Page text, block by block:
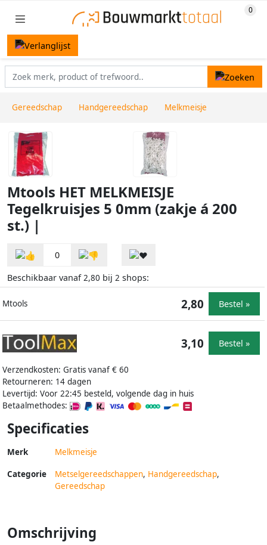
Gereedschap Handgereedschap Melkmeisje
Mtools HET MELKMEISJE
Tegelkruisjes 5 0mm (zakje á 200
st.) |
0
Beschikbaar vanaf2,80 bij 2 shops:
Mtools 2,80 Bestel »
Verzendkosten: Gratis vanaf € 60
Retourneren: 14 dagen
Levertijd: Voor 22:45 besteld, volgende dag in huis
Betaalmethodes:
3,10 Bestel »
Specificaties
Merk Melkmeisje
Categorie Metselgereedschappen, Handgereedschap,
Gereedschap
Omschrijving